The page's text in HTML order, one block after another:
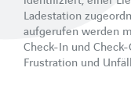
Werkssicherheit
VAS
Ladestation
aufgerufen werden
Check-In und
Frustration und